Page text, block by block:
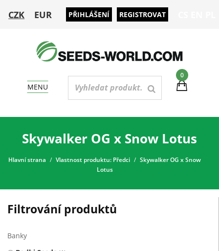
CZK EUR PŘIHLÁŠENÍ REGISTROVAT
0
MENU
Skywalker OG x Snow Lotus
Hlavní strana Vlastnost produktu: Předci
Skywalker OG x Snow
Lotus
Filtrování produktů
Banky